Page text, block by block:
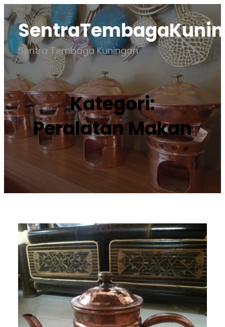
Lewati
ke
konten
Sentra Tembaga Kuningan
Kategori:
Peralatan Makan